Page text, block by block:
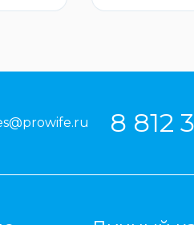
8 812